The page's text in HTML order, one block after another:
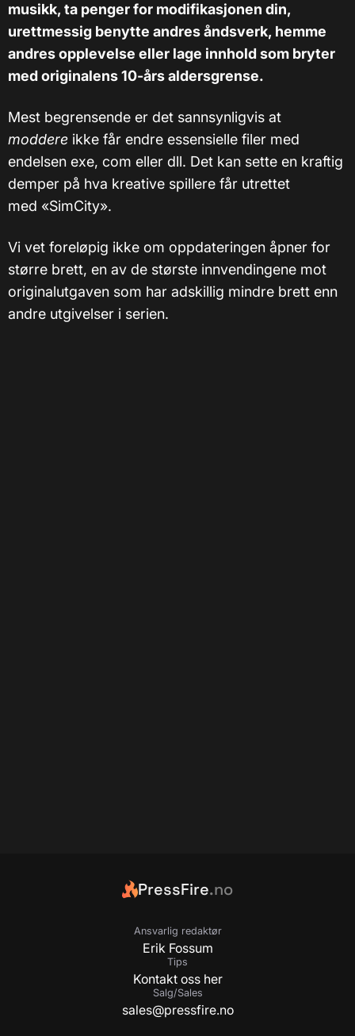
musikk, ta penger for modifikasjonen din,
urettmessig benytte andres åndsverk, hemme
andres opplevelse eller lage innhold som bryter
med originalens 10-års aldersgrense.
Mest begrensende er det sannsynligvis at
moddere ikke får endre essensielle filer med
endelsen exe, com eller dll. Det kan sette en kraftig
demper på hva kreative spillere får utrettet
med «SimCity».
Vi vet foreløpig ikke om oppdateringen åpner for
større brett, en av de største innvendingene mot
originalutgaven som har adskillig mindre brett enn
andre utgivelser i serien.
PressFire.no
Ansvarlig redaktør
Erik Fossum
Tips
Kontakt oss her
Salg/Sales
sales@pressfire.no